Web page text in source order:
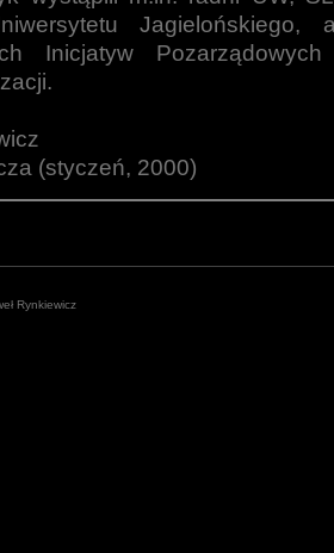
Inicjatyw
(styczeń, 2000)
Rynkiewicz